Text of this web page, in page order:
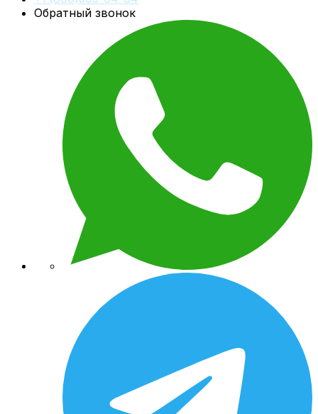
Обратный звонок